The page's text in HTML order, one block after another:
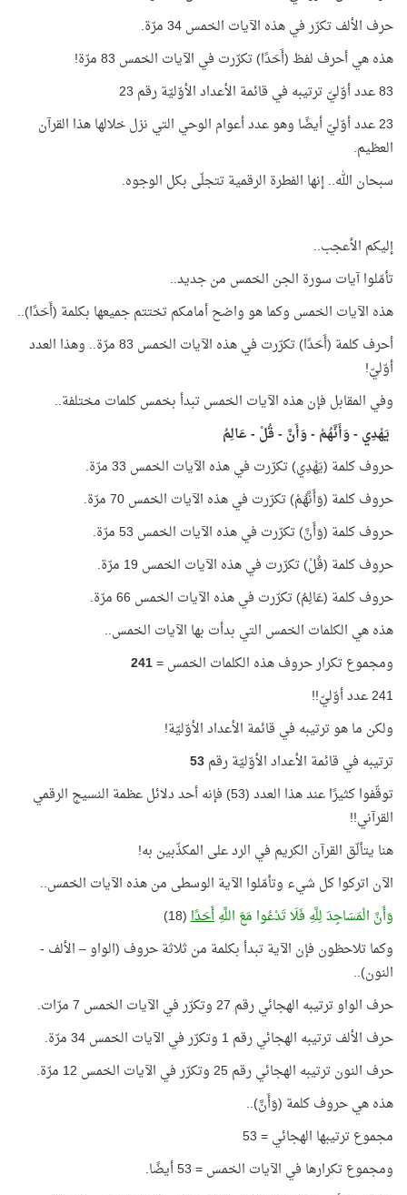
حرف الألف تكرّر في هذه الآيات الخمس 34 مرّة.
هذه هي أحرف لفظ (أَحَدًا) تكرّرت في الآيات الخمس 83 مرّة!
83 عدد أوّليّ ترتيبه في قائمة الأعداد الأوّليّة رقم 23
23 عدد أوّليّ أيضًا وهو عدد أعوام الوحي التي نزل خلالها هذا القرآن
العظيم.
سبحان الله.. إنها الفطرة الرقمية تتجلّى بكل الوجوه.
إليكم الأعجب..
تأمّلوا آيات سورة الجن الخمس من جديد..
هذه الآيات الخمس وكما هو واضح أمامكم تختتم جميعها بكلمة (أَحَدًا)..
أحرف كلمة (أَحَدًا) تكرّرت في هذه الآيات الخمس 83 مرّة.. وهذا العدد
أوّليّ!
وفي المقابل فإن هذه الآيات الخمس تبدأ بخمس كلمات مختلفة..
يَهْدِي - وَأَنَّهُمْ - وَأَنَّ - قُلْ - عَالِمُ
حروف كلمة (يَهْدِي) تكرّرت في هذه الآيات الخمس 33 مرّة.
حروف كلمة (وَأَنَّهُمْ) تكرّرت في هذه الآيات الخمس 70 مرّة.
حروف كلمة (وَأَنَّ) تكرّرت في هذه الآيات الخمس 53 مرّة.
حروف كلمة (قُلْ) تكرّرت في هذه الآيات الخمس 19 مرّة.
حروف كلمة (عَالِمُ) تكرّرت في هذه الآيات الخمس 66 مرّة.
هذه هي الكلمات الخمس التي بدأت بها الآيات الخمس..
ومجموع تكرار حروف هذه الكلمات الخمس =241
241 عدد أوّليّ!!
ولكن ما هو ترتيبه في قائمة الأعداد الأوّليّة!
ترتيبه في قائمة الأعداد الأوّليّة رقم53
توقّفوا كثيرًا عند هذا العدد (53) فإنه أحد دلائل عظمة النسيج الرقمي
القرآني!!
هنا يتألّق القرآن الكريم في الرد على المكذّبين به!
الآن اتركوا كل شيء وتأمّلوا الآية الوسطى من هذه الآيات الخمس..
وَأَنَّ الْمَسَاجِدَ لِلَّهِ فَلَا تَدْعُوا مَعَ اللَّهِأَحَدًا(18)
وكما تلاحظون فإن الآية تبدأ بكلمة من ثلاثة حروف (الواو – الألف -
النون)..
حرف الواو ترتيبه الهجائي رقم 27 وتكرّر في الآيات الخمس 7 مرّات.
حرف الألف ترتيبه الهجائي رقم 1 وتكرّر في الآيات الخمس 34 مرّة.
حرف النون ترتيبه الهجائي رقم 25 وتكرّر في الآيات الخمس 12 مرّة.
هذه هي حروف كلمة (وَأَنَّ)..
مجموع ترتيبها الهجائي = 53
ومجموع تكرارها في الآيات الخمس = 53 أيضًا.